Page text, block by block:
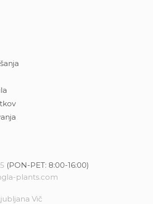
(PON-PET: 8:00-16:00)
plants.com
Vič